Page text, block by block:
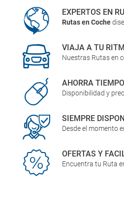
EXPERTOS EN
Rutas en Coche
VIAJA A TU
Nuestras Rutas en
AHORRA TIEMPO
Disponibilidad y
SIEMPRE
Desde el momento
OFERTAS Y
Encuentra tu Ruta